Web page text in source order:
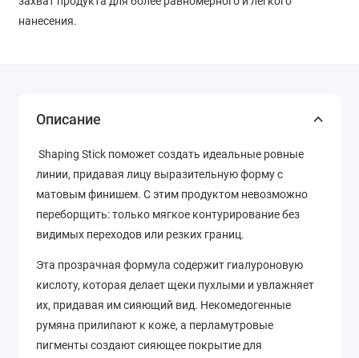
нанесения.
Описание
Shaping Stick поможет создать идеальные ровные
линии, придавая лицу выразительную форму с
матовым финишем. С этим продуктом невозможно
переборщить: только мягкое контурирование без
видимых переходов или резких границ.
Эта прозрачная формула содержит гиалуроновую
кислоту, которая делает щеки пухлыми и увлажняет
их, придавая им сияющий вид. Некомедогенные
румяна прилипают к коже, а перламутровые
пигменты создают сияющее покрытие для